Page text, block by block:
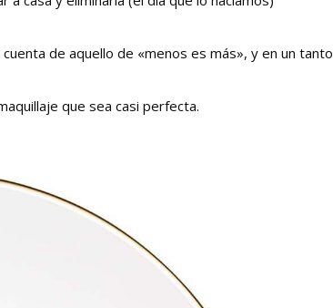
de aquello de «menos es más», y en un tanto
que sea casi perfecta.